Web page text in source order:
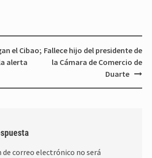
el Cibao;
alerta
Fallece hijo del presidente de
la Cámara de Comercio de
Duarte
de correo electrónico no será